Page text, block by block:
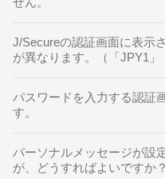
J/Secureの認証画面に表示
が異なります。（「JPY1」
パスワードを入力する認証
す。
パーソナルメッセージが設
が、どうすればよいですか？